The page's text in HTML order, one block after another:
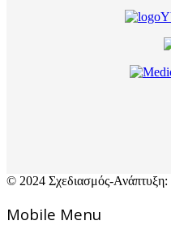
© 2024 Σχεδιασμός-Ανάπτυξη:
Mοbile Menu